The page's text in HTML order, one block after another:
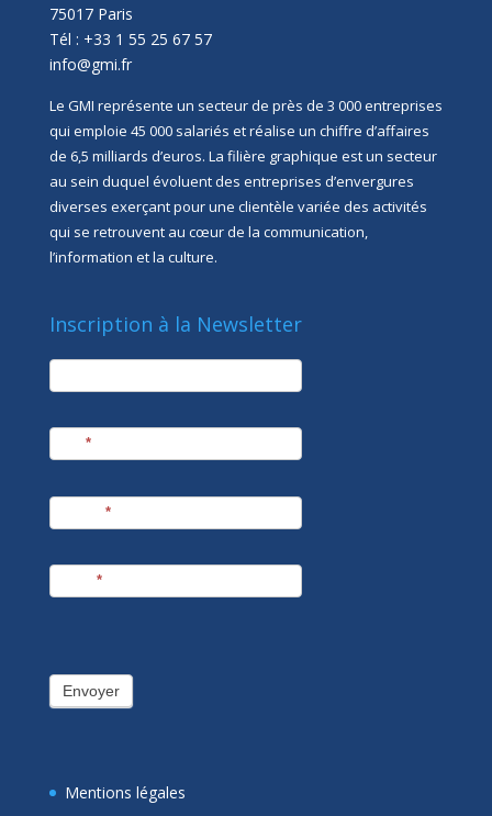
75017 Paris
Tél : +33 1 55 25 67 57
info@gmi.fr
Le GMI représente un secteur de près de 3 000 entreprises
qui emploie 45 000 salariés et réalise un chiffre d’affaires
de 6,5 milliards d’euros. La filière graphique est un secteur
au sein duquel évoluent des entreprises d’envergures
diverses exerçant pour une clientèle variée des activités
qui se retrouvent au cœur de la communication,
l’information et la culture.
Inscription à la Newsletter
newsletter
*
*
*
Envoyer
Mentions légales